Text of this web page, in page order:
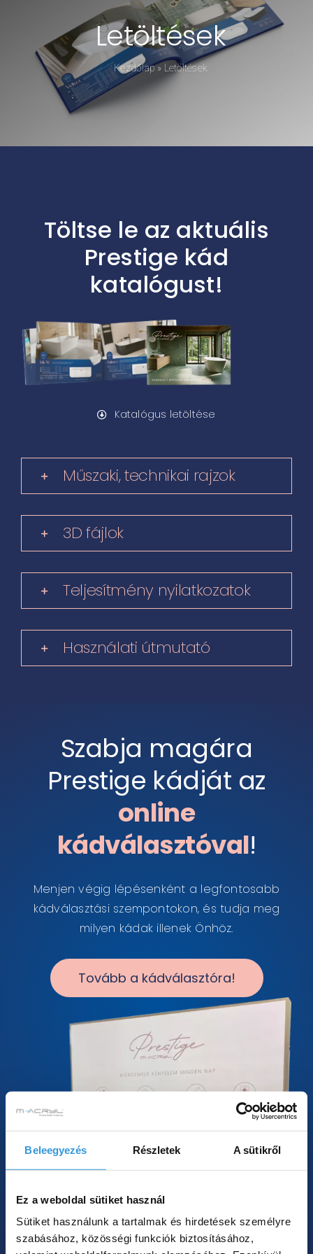
Beleegyezés Részletek A sütikről
Ez a weboldal sütiket használ
Sütiket használunk a tartalmak és hirdetések személyre
szabásához, közösségi funkciók biztosításához,
Kádpróba
Prestige-ről
Letöltések
Kezdőlap» Letöltések
Töltse le az aktuális
Prestige kád
katalógust!
Katalógus letöltése
Műszaki, technikai rajzok
3D fájlok
Teljesítmény nyilatkozatok
Használati útmutató
Szabja magára
Prestige kádját az
online
kádválasztóval!
Menjen végig lépésenként a legfontosabb
kádválasztási szempontokon, és tudja meg
milyen kádak illenek Önhöz.
Tovább a kádválasztóra!